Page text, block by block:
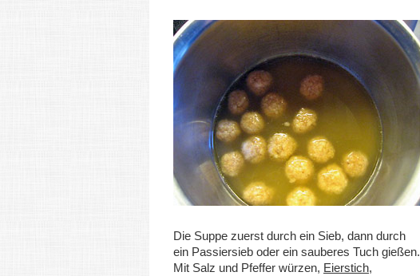
Die Suppe zuerst durch ein Sieb, dann durch
ein Passiersieb oder ein sauberes Tuch gießen.
Mit Salz und Pfeffer würzen, Eierstich,